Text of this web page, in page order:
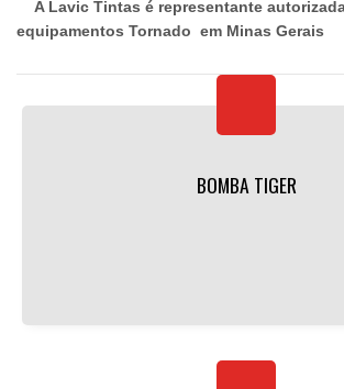
A Lavic Tintas é representante
equipamentos Tornado em Minas Gerais
BOMBA TIGER